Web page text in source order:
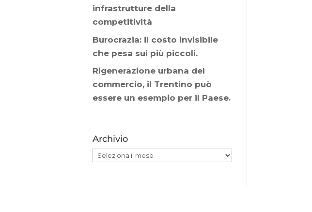
infrastrutture della
competitività
Burocrazia: il costo invisibile
che pesa sui più piccoli.
Rigenerazione urbana del
commercio, il Trentino può
essere un esempio per il Paese.
Archivio
Archivio